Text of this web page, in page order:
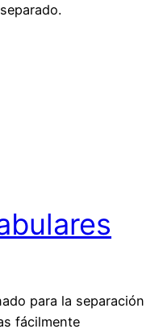
para la separación
fácilmente